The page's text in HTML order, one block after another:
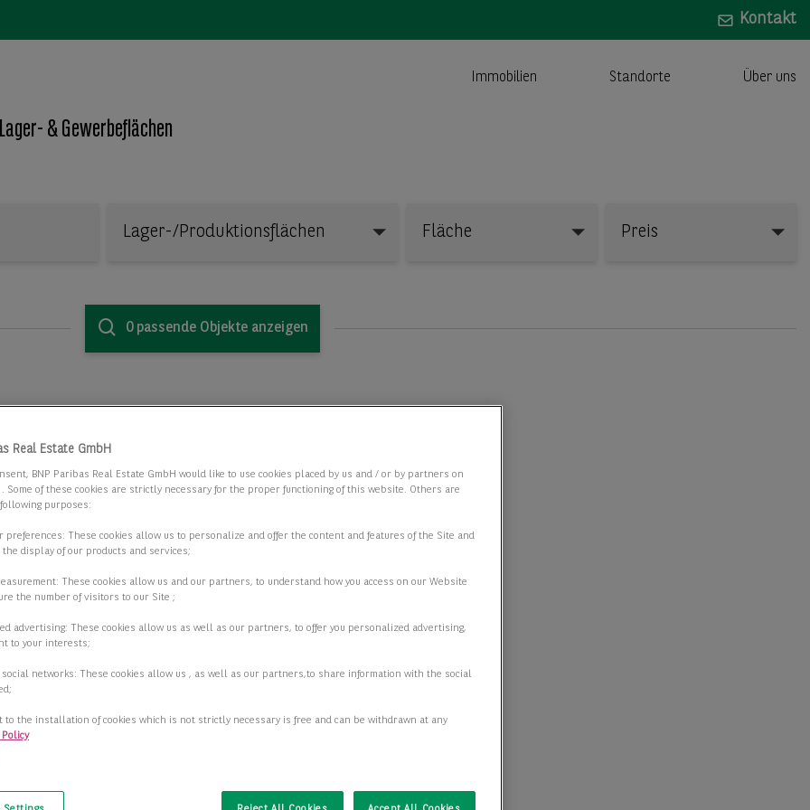
Kontakt
Immobilien Standorte Über uns
& Gewerbeflächen
Lager-/Produktionsflächen Fläche Preis
0 passende Objekte anzeigen
die Suchkriterien an.
Bürofläche nähe Dom/ Hauptbahnhof
Köln
700,00 m
208,00 m
Details anzeigen
Real Estate GmbH
BNP Paribas Real Estate GmbH would like to use cookies placed by us and / or by partners on
Some of these cookies are strictly necessary for the proper functioning of this website. Others are
purposes:
preferences: These cookies allow us to personalize and offer the content and features of the Site and
display of our products and services;
These cookies allow us and our partners, to understand how you access on our Website
the number of visitors to our Site ;
advertising: These cookies allow us as well as our partners, to offer you personalized advertising,
to your interests;
networks: These cookies allow us , as well as our partners,to share information with the social
to the installation of cookies which is not strictly necessary is free and can be withdrawn at any
Policy